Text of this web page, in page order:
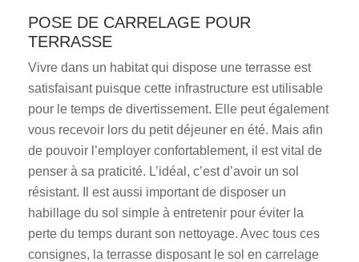
POSE DE CARRELAGE POUR
TERRASSE
Vivre dans un habitat qui dispose une terrasse est
satisfaisant puisque cette infrastructure est utilisable
pour le temps de divertissement. Elle peut également
vous recevoir lors du petit déjeuner en été. Mais afin
de pouvoir l’employer confortablement, il est vital de
penser à sa praticité. L’idéal, c’est d’avoir un sol
résistant. Il est aussi important de disposer un
habillage du sol simple à entretenir pour éviter la
perte du temps durant son nettoyage. Avec tous ces
consignes, la terrasse disposant le sol en carrelage